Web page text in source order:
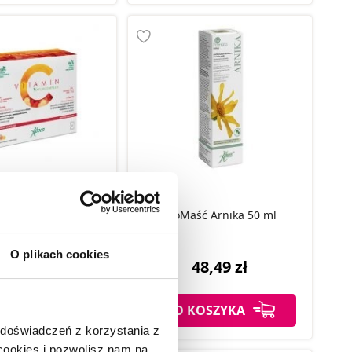
O plikach cookies
z korzystania z
i pozwolisz nam na
C Naturcomplex
57,99 zł
BioMaść Arnika 50 ml
48,49 zł
DO KOSZYKA